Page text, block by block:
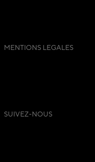
MENTIONS LEGALES
SUIVEZ-NOUS